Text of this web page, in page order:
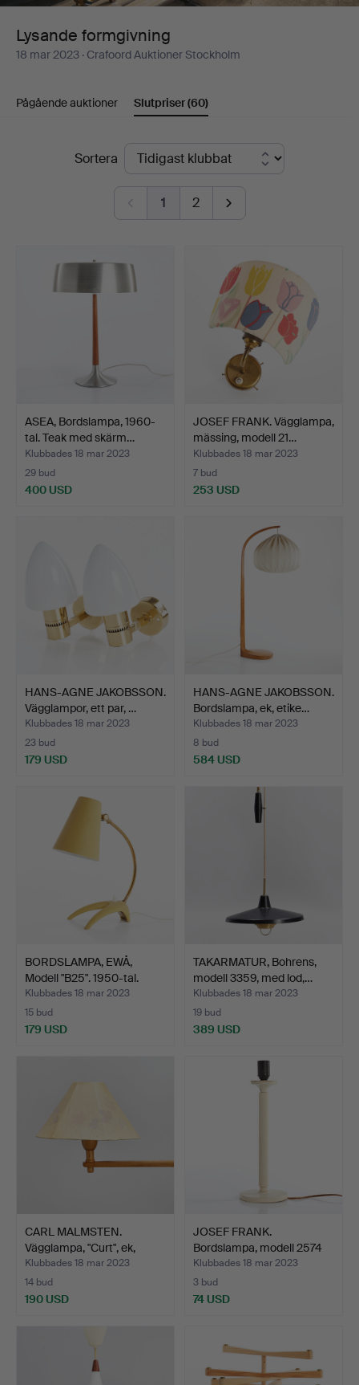
Lysande formgivning
18 mar 2023 · Crafoord Auktioner Stockholm
Pågående auktioner Slutpriser(60)
SlutpriserSortera
1 2
ASEA, Bordslampa, 1960-
tal. Teak med skärm…
Klubbades 18 mar 2023
29 bud
400 USD
JOSEF FRANK. Vägglampa,
mässing, modell 21…
Klubbades 18 mar 2023
7 bud
253 USD
HANS-AGNE JAKOBSSON.
Vägglampor, ett par, …
Klubbades 18 mar 2023
23 bud
179 USD
HANS-AGNE JAKOBSSON.
Bordslampa, ek, etike…
Klubbades 18 mar 2023
8 bud
584 USD
BORDSLAMPA, EWÅ,
Modell "B25". 1950-tal.
Klubbades 18 mar 2023
15 bud
179 USD
TAKARMATUR, Bohrens,
modell 3359, med lod,…
Klubbades 18 mar 2023
19 bud
389 USD
CARL MALMSTEN.
Vägglampa, "Curt", ek,
mode…
Klubbades 18 mar 2023
14 bud
190 USD
JOSEF FRANK.
Bordslampa, modell 2574
för F…
Klubbades 18 mar 2023
3 bud
74 USD